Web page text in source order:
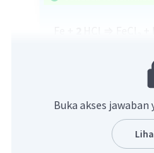
Buka akses